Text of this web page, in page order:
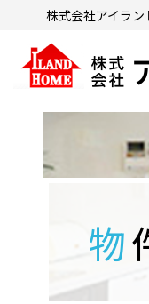
株式会社アイラ